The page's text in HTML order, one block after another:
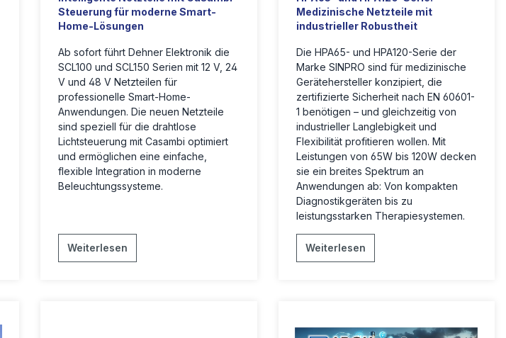
Steuerung für moderne Smart-
Home-Lösungen
Ab sofort führt Dehner Elektronik die
SCL100 und SCL150 Serien mit 12 V, 24
V und 48 V Netzteilen für
professionelle Smart-Home-
Anwendungen. Die neuen Netzteile
sind speziell für die drahtlose
Lichtsteuerung mit Casambi optimiert
und ermöglichen eine einfache,
flexible Integration in moderne
Beleuchtungssysteme.
Weiterlesen
Medizinische Netzteile mit
industrieller Robustheit
Die HPA65- und HPA120-Serie der
Marke SINPRO sind für medizinische
Gerätehersteller konzipiert, die
zertifizierte Sicherheit nach EN 60601-
1 benötigen – und gleichzeitig von
industrieller Langlebigkeit und
Flexibilität profitieren wollen. Mit
Leistungen von 65W bis 120W decken
sie ein breites Spektrum an
Anwendungen ab: Von kompakten
Diagnostikgeräten bis zu
leistungsstarken Therapiesystemen.
Weiterlesen